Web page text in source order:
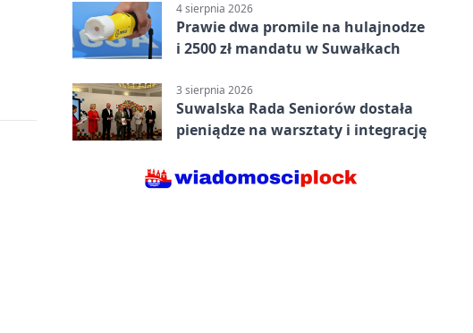
4 sierpnia 2026
Prawie dwa promile na hulajnodze
i 2500 zł mandatu w Suwałkach
3 sierpnia 2026
Suwalska Rada Seniorów dostała
pieniądze na warsztaty i integrację